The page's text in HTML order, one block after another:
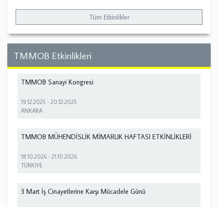
Tüm Etkinlikler
TMMOB Etkinlikleri
TMMOB Sanayi Kongresi
19.12.2025 -20.12.2025
ANKARA
TMMOB MÜHENDİSLİK MİMARLIK HAFTASI ETKİNLİKLERİ
18.10.2026 -21.10.2026
TÜRKİYE
3 Mart İş Cinayetlerine Karşı Mücadele Günü